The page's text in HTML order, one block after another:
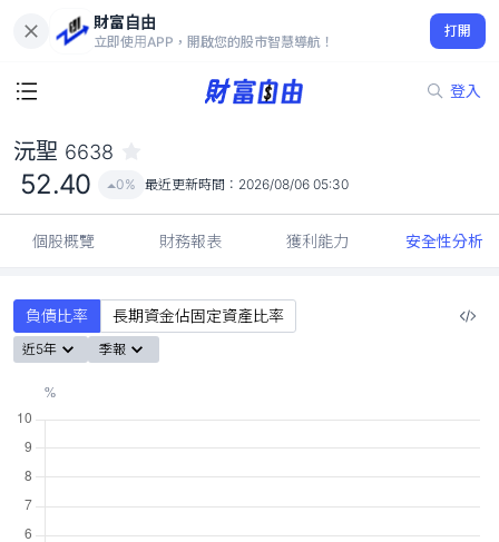
財富自由
立即使用APP，開啟您的股市智慧導航！
打開
登入
52.40
0%
沅聖 6638
52.40 0% 最近更新時間： 2026/08/06 05:30
個股概覽 財務報表 獲利能力 安全性分析
負債比率 長期資金佔固定資產比率
近5年 季報